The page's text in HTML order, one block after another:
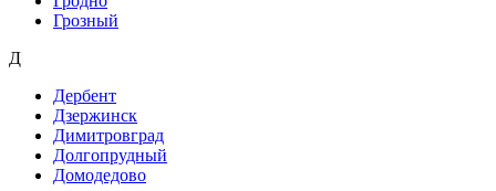
Грозный
Д
Дербент
Дзержинск
Димитровград
Долгопрудный
Домодедово